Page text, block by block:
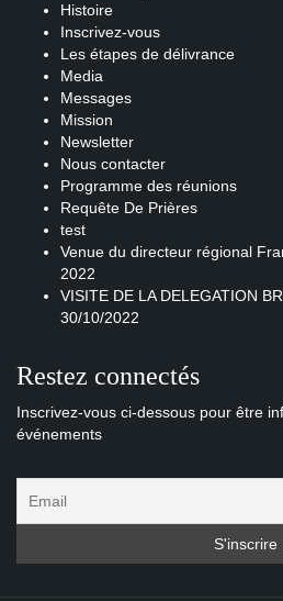
Histoire
Inscrivez-vous
Les étapes de délivrance
Media
Messages
Mission
Newsletter
Nous contacter
Programme des réunions
Requête De Prières
test
Venue du directeur régional
2022
VISITE DE LA DELEGATION
30/10/2022
Restez connectés
Inscrivez-vous ci-dessous pour être
événements